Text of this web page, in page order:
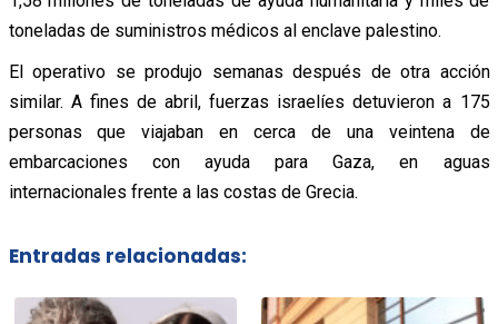
toneladas de suministros médicos al enclave palestino.
El operativo se produjo semanas después de otra acción
similar. A fines de abril, fuerzas israelíes detuvieron a 175
personas que viajaban en cerca de una veintena de
embarcaciones con ayuda para Gaza, en aguas
internacionales frente a las costas de Grecia.
Entradas relacionadas: